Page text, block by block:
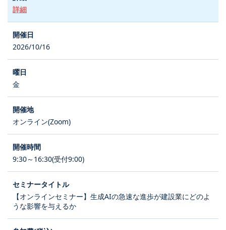
詳細
2026/10/16
金
オンライン(Zoom)
9:30～16:30(受付9:00)
【オンラインセミナー】生成AIの急速な進歩が建設業にどのよ
うな影響を与えるか